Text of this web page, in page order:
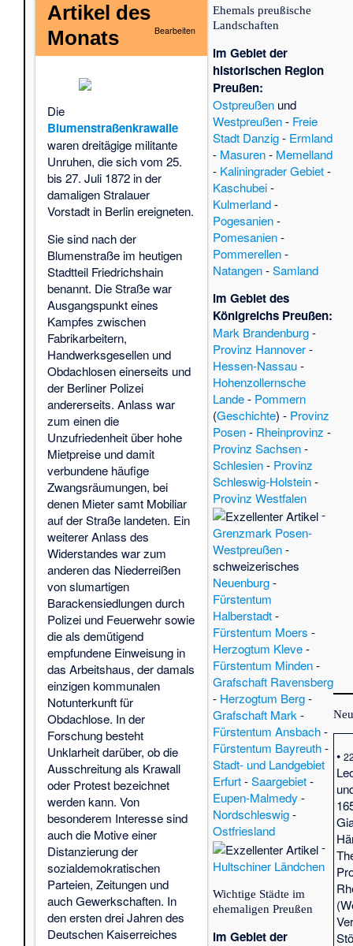
Artikel des
Monats
Bearbeiten
Die
Blumenstraßenkrawalle
waren dreitägige militante
Unruhen, die sich vom 25.
bis 27. Juli 1872 in der
damaligen Stralauer
Vorstadt in Berlin ereigneten.
Sie sind nach der
Blumenstraße im heutigen
Stadtteil Friedrichshain
benannt. Die Straße war
Ausgangspunkt eines
Kampfes zwischen
Fabrikarbeitern,
Handwerksgesellen und
Obdachlosen einerseits und
der Berliner Polizei
andererseits. Anlass war
zum einen die
Unzufriedenheit über hohe
Mietpreise und damit
verbundene häufige
Zwangsräumungen, bei
denen Mieter samt Mobiliar
auf der Straße landeten. Ein
weiterer Anlass des
Widerstandes war zum
anderen das Niederreißen
von slumartigen
Barackensiedlungen durch
Polizei und Feuerwehr sowie
die als demütigend
empfundene Einweisung in
das Arbeitshaus, der damals
einzigen kommunalen
Notunterkunft für
Obdachlose. In der
Forschung besteht
Unklarheit darüber, ob die
Ausschreitung als Krawall
oder Protest bezeichnet
werden kann. Von
besonderem Interesse sind
auch die Motive einer
Distanzierung der
sozialdemokratischen
Parteien, Zeitungen und
auch Gewerkschaften. In
den ersten drei Jahren des
Deutschen Kaiserreiches
Ehemals preußische
Landschaften
im Gebiet der
historischen Region
Preußen:
Ostpreußen und
Westpreußen- Freie
Stadt Danzig- Ermland
- Masuren- Memelland
- Kaliningrader Gebiet-
Kaschubei-
Kulmerland-
Pogesanien-
Pomesanien-
Pommerellen-
Natangen-Samland
im Gebiet des
Königreichs Preußen:
Mark Brandenburg-
Provinz Hannover-
Hessen-Nassau-
Hohenzollernsche
Lande- Pommern
(Geschichte) - Provinz
Posen- Rheinprovinz -
Provinz Sachsen-
Schlesien- Provinz
Schleswig-Holstein-
Provinz Westfalen
-
Grenzmark Posen-
Westpreußen-
schweizerisches
Neuenburg-
Fürstentum
Halberstadt-
Fürstentum Moers -
Herzogtum Kleve-
Fürstentum Minden-
Grafschaft Ravensberg
- Herzogtum Berg-
Grafschaft Mark -
Fürstentum Ansbach-
Fürstentum Bayreuth-
Stadt- und Landgebiet
Erfurt-Saargebiet-
Eupen-Malmedy -
Nordschleswig-
Ostfriesland
-
Hultschiner Ländchen
Wichtige Städte im
ehemaligen Preußen
im Gebiet der
•